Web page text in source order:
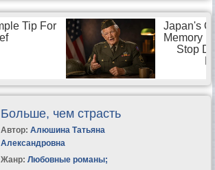
Больше, чем страсть
Автор: Алюшина Татьяна
Александровна
Жанр: Любовные романы;